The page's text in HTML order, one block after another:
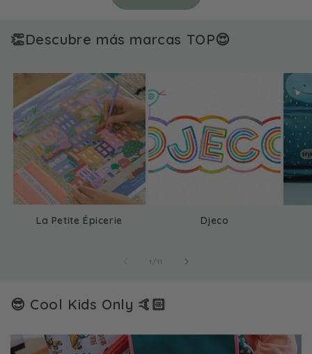
👏Descubre más marcas TOP😍
La Petite Épicerie Djeco
1 /de
11
😎 Cool Kids Only 🤙🏻